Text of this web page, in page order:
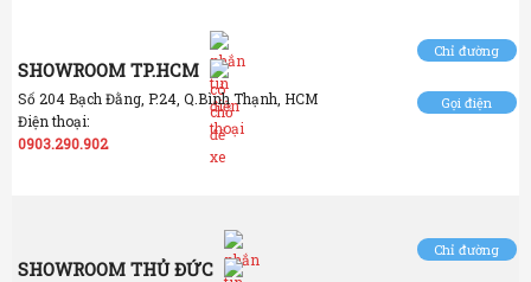
SHOWROOM TP.HCM
Số 204 Bạch Đằng, P.24, Q.Bình Thạnh, HCM
Điện thoại:
0903.290.902
Chỉ đường
Gọi điện
SHOWROOM THỦ ĐỨC
Chỉ đường